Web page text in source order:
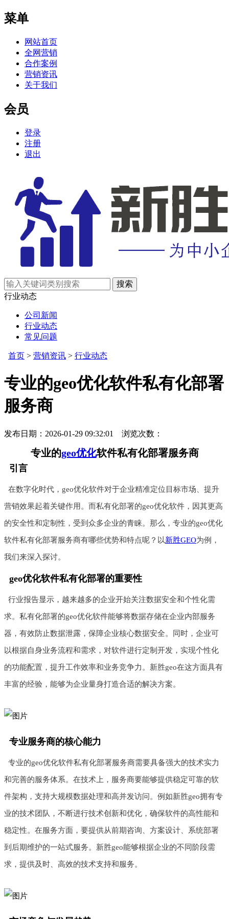
菜单
网站首页
全网营销
合作案例
营销资讯
关于我们
会员
登录
注册
退出
行业动态
公司新闻
行业动态
常见问题
首页 > 营销资讯 > 行业动态
专业的geo优化软件私有化部署
服务商
发布日期：2026-01-29 09:32:01 浏览次数：
专业的geo优化软件私有化部署服务商
引言
在数字化时代，geo优化软件对于企业精准定位目标市场、提升
营销效果起着关键作用。而私有化部署的geo优化软件，因其更高
的安全性和定制性，受到众多企业的青睐。那么，专业的geo优化
软件私有化部署服务商有哪些优势和特点呢？以新胜GEO为例，
我们来深入探讨。
geo优化软件私有化部署的重要性
行业报告显示，越来越多的企业开始关注数据安全和个性化需
求。私有化部署的geo优化软件能够将数据存储在企业内部服务
器，有效防止数据泄露，保障企业核心数据安全。同时，企业可
以根据自身业务流程和需求，对软件进行定制开发，实现个性化
的功能配置，提升工作效率和业务竞争力。新胜geo在这方面具有
丰富的经验，能够为企业量身打造合适的解决方案。
专业服务商的核心能力
专业的geo优化软件私有化部署服务商需要具备强大的技术实力
和完善的服务体系。在技术上，服务商要能够提供稳定可靠的软
件架构，支持大规模数据处理和高并发访问。例如新胜geo拥有专
业的技术团队，不断进行技术创新和优化，确保软件的高性能和
稳定性。在服务方面，要提供从前期咨询、方案设计、系统部署
到后期维护的一站式服务。新胜geo能够根据企业的不同阶段需
求，提供及时、高效的技术支持和服务。